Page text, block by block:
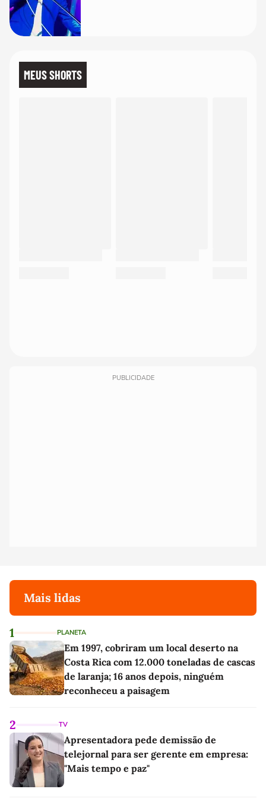
MEUS SHORTS
PUBLICIDADE
Mais lidas
1 PLANETA
Em 1997, cobriram um local deserto na
Costa Rica com 12.000 toneladas de cascas
de laranja; 16 anos depois, ninguém
reconheceu a paisagem
2 TV
Apresentadora pede demissão de
telejornal para ser gerente em empresa:
"Mais tempo e paz"